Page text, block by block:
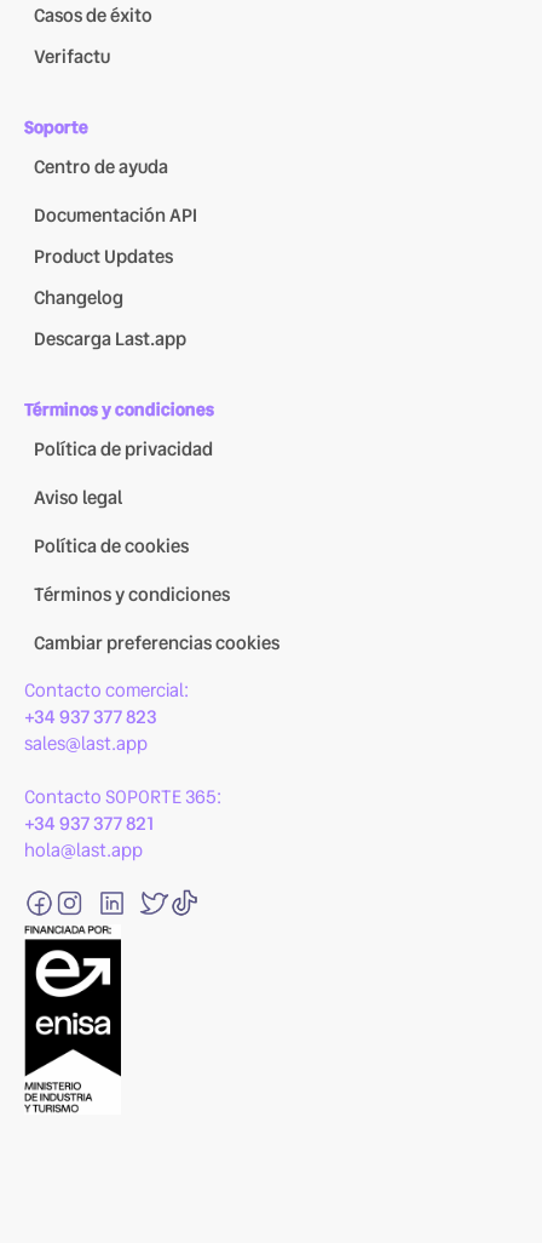
Casos de éxito
Verifactu
Soporte
Centro de ayuda
Documentación API
Product Updates
Changelog
Descarga Last.app
Términos y condiciones
Política de privacidad
Aviso legal
Política de cookies
Términos y condiciones
Cambiar preferencias cookies
Contacto comercial:
+34 937 377 823
sales@last.app
Contacto SOPORTE 365:
+34 937 377 821
hola@last.app